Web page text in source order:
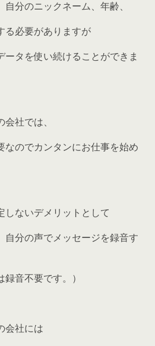
分のニックネーム、年齢、
る必要がありますが
タを使い続けることができま
社では、
なのでカンタンにお仕事を始め
しないデメリットとして
自分の声でメッセージを録音す
録音不要です。）
会社には